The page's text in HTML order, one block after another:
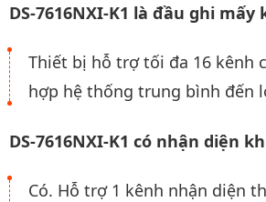
DS-7616NXI-K1 là đầu ghi mấy
Thiết bị hỗ trợ tối đa 16 kênh
hợp hệ thống trung bình đến
DS-7616NXI-K1 có nhận diện
Có. Hỗ trợ 1 kênh nhận diện